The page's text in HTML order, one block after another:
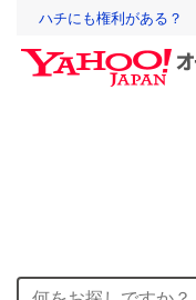
ハチにも権利がある？